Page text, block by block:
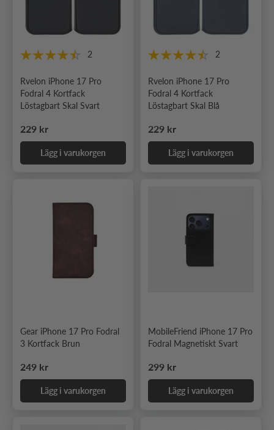
2
Rvelon iPhone 17 Pro
Fodral 4 Kortfack
Löstagbart Skal Svart
Ordinarie pris
229 kr
Lägg i varukorgen
2
Rvelon iPhone 17 Pro
Fodral 4 Kortfack
Löstagbart Skal Blå
Ordinarie pris
229 kr
Lägg i varukorgen
Gear iPhone 17 Pro Fodral
3 Kortfack Brun
Ordinarie pris
249 kr
Lägg i varukorgen
MobileFriend iPhone 17 Pro
Fodral Magnetiskt Svart
Ordinarie pris
299 kr
Lägg i varukorgen